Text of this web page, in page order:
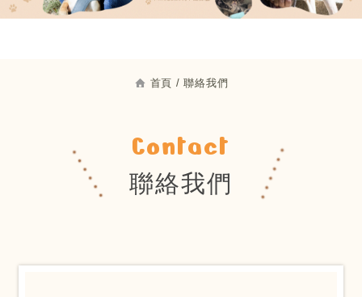
首頁 聯絡我們
Contact
聯絡我們